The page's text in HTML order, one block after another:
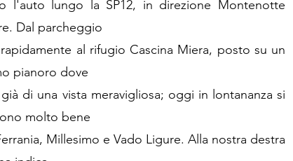
l'auto lungo la SP12, in direzione Montenotte
Dal parcheggio
al rifugio Cascina Miera, posto su un
pianoro dove
di una vista meravigliosa; oggi in lontananza si
molto bene
Millesimo e Vado Ligure. Alla nostra destra